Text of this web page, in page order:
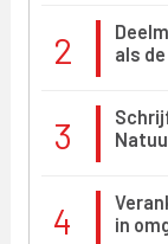
2
als
3
4
in